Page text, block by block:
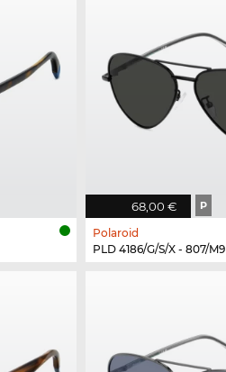
68,00 € P
Polaroid
PLD 4186/G/S/X - 807/M9